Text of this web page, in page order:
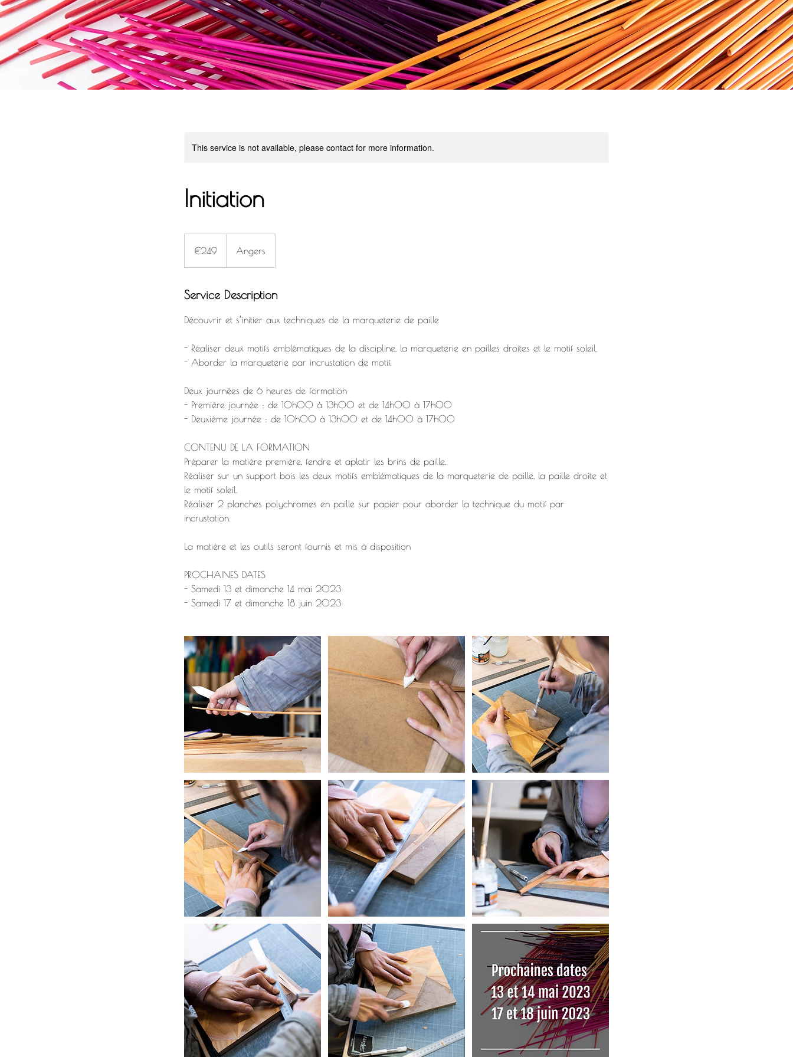
This service is not available, please contact for more information.
Initiation
€249 Angers
Service Description
Découvrir et s’initier aux techniques de la marqueterie de paille
- Réaliser deux motifs emblématiques de la discipline, la marqueterie en pailles droites et le motif soleil.
- Aborder la marqueterie par incrustation de motif.
Deux journées de 6 heures de formation
- Première journée : de 10h00 à 13h00 et de 14h00 à 17h00
- Deuxième journée : de 10h00 à 13h00 et de 14h00 à 17h00
CONTENU DE LA FORMATION
Préparer la matière première, fendre et aplatir les brins de paille.
Réaliser sur un support bois les deux motifs emblématiques de la marqueterie de paille, la paille droite et
le motif soleil.
Réaliser 2 planches polychromes en paille sur papier pour aborder la technique du motif par
incrustation.
La matière et les outils seront fournis et mis à disposition
PROCHAINES DATES
- Samedi 13 et dimanche 14 mai 2023